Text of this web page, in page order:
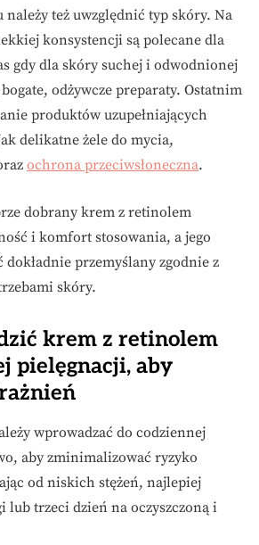
należy też uwzględnić typ skóry. Na
konsystencji są polecane dla
gdy dla skóry suchej i odwodnionej
odżywcze preparaty. Ostatnim
produktów uzupełniających
delikatne żele do mycia,
ochrona przeciwsłoneczna.
dobrany krem z retinolem
i komfort stosowania, a jego
przemyślany zgodnie z
skóry.
krem z retinolem
pielęgnacji, aby
wprowadzać do codziennej
aby zminimalizować ryzyko
od niskich stężeń, najlepiej
lub trzeci dzień na oczyszczoną i